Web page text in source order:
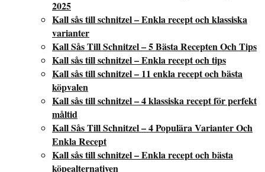
2025
Kall sås till schnitzel – Enkla recept och klassiska
varianter
Kall Sås Till Schnitzel – 5 Bästa Recepten Och Tips
Kall sås till schnitzel – Enkla recept och tips
Kall sås till schnitzel – 11 enkla recept och bästa
köpvalen
Kall sås till schnitzel – 4 klassiska recept för perfekt
måltid
Kall Sås Till Schnitzel – 4 Populära Varianter Och
Enkla Recept
Kall sås till schnitzel – Enkla recept och bästa
köpealternativen